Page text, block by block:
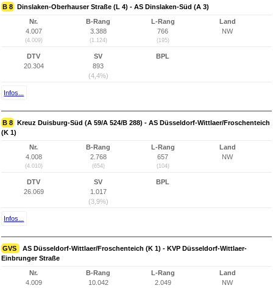
B 8 Dinslaken-Oberhauser Straße (L 4) - AS Dinslaken-Süd (A 3)
Nr.
4.007
(4.009)
B-Rang
3.388
(1.124)
L-Rang
766
(195)
Land
NW
DTV
20.304
SV
893
(4,4%)
BPL
Infos...
B 8 Kreuz Duisburg-Süd (A 59/A 524/B 288) - AS Düsseldorf-Wittlaer/Froschenteich
(K 1)
Nr.
4.008
(4.010)
B-Rang
2.768
(654)
L-Rang
657
(104)
Land
NW
DTV
26.069
SV
1.017
(3,9%)
BPL
Infos...
GVS
AS Düsseldorf-Wittlaer/Froschenteich (K 1) - KVP Düsseldorf-Wittlaer-
Einbrunger Straße
Nr.
4.009
B-Rang
10.042
L-Rang
2.049
Land
NW